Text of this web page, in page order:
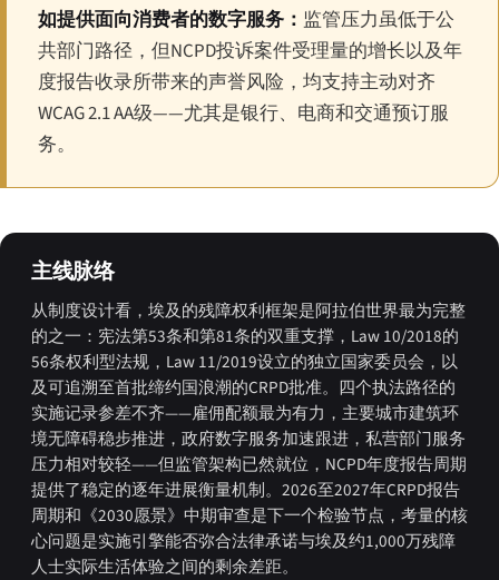
如提供面向消费者的数字服务： 监管压力虽低于公
共部门路径，但NCPD投诉案件受理量的增长以及年
度报告收录所带来的声誉风险，均支持主动对齐
WCAG 2.1 AA级——尤其是银行、电商和交通预订服
务。
主线脉络
从制度设计看，埃及的残障权利框架是阿拉伯世界最为完整
的之一：宪法第53条和第81条的双重支撑，Law 10/2018的
56条权利型法规，Law 11/2019设立的独立国家委员会，以
及可追溯至首批缔约国浪潮的CRPD批准。四个执法路径的
实施记录参差不齐——雇佣配额最为有力，主要城市建筑环
境无障碍稳步推进，政府数字服务加速跟进，私营部门服务
压力相对较轻——但监管架构已然就位，NCPD年度报告周期
提供了稳定的逐年进展衡量机制。2026至2027年CRPD报告
周期和《2030愿景》中期审查是下一个检验节点，考量的核
心问题是实施引擎能否弥合法律承诺与埃及约1,000万残障
人士实际生活体验之间的剩余差距。